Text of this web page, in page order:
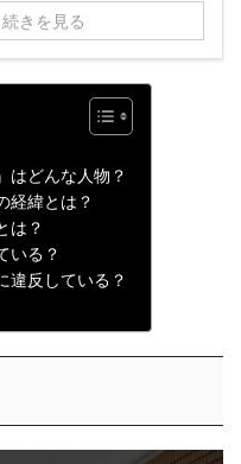
続きを見る
はどんな人物？
経緯とは？
は？
いる？
違反している？